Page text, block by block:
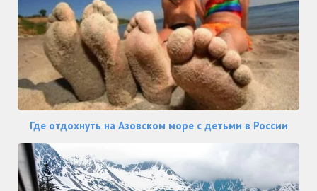
Где отдохнуть на Азовском море с детьми в России